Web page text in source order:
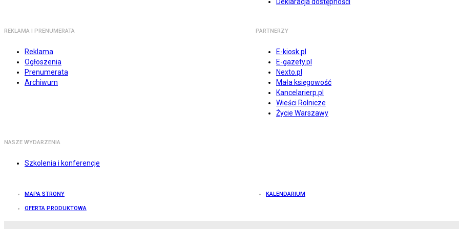
REKLAMA I PRENUMERATA
Reklama
Ogłoszenia
Prenumerata
Archiwum
PARTNERZY
E-kiosk.pl
E-gazety.pl
Nexto.pl
Mała księgowość
Kancelarierp.pl
Wieści Rolnicze
Życie Warszawy
NASZE WYDARZENIA
Szkolenia i konferencje
MAPA STRONY KALENDARIUM
OFERTA PRODUKTOWA